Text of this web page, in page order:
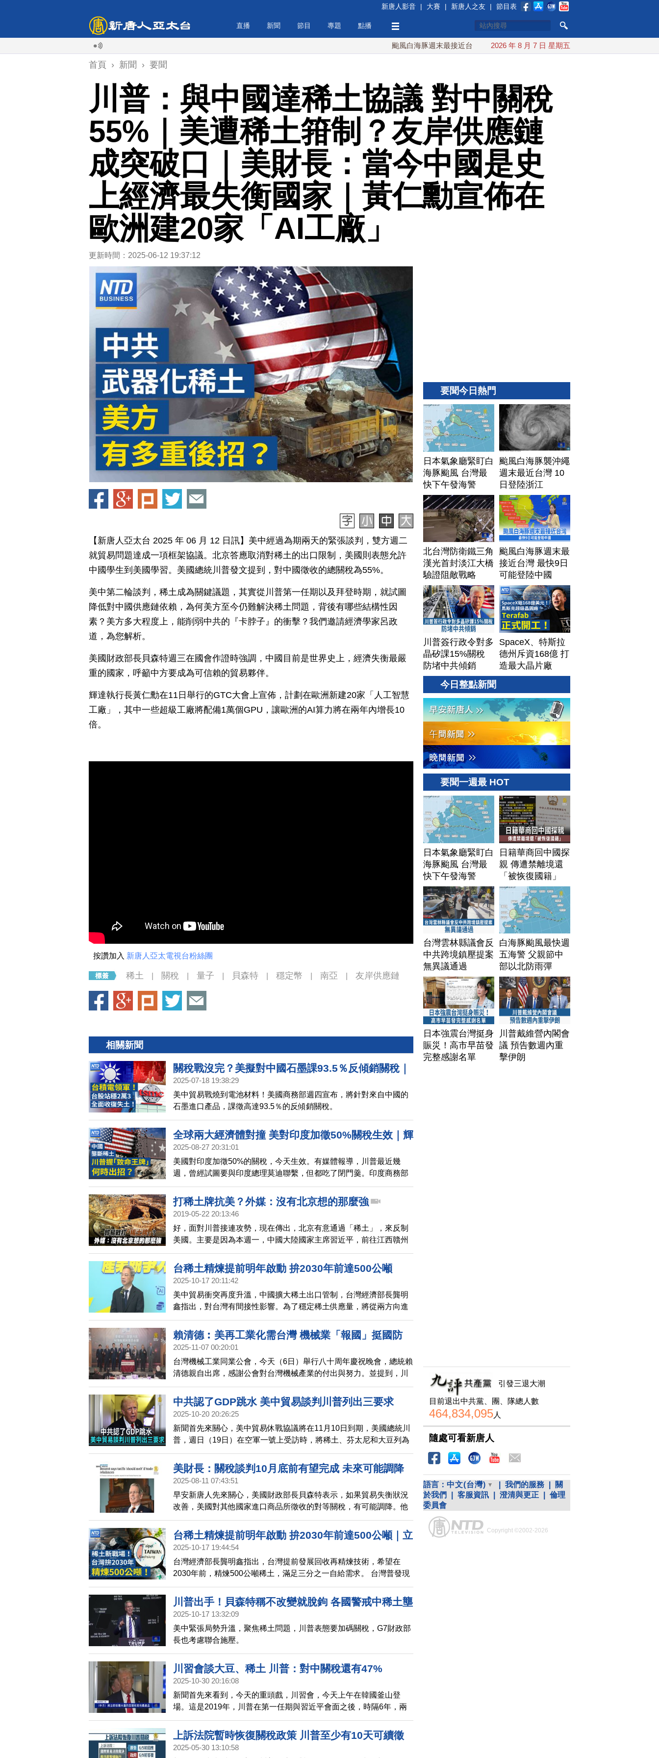
新唐人影音 | 大賽 | 新唐人之友 | 節目表
直播 新聞 節目 專題 點播
颱風白海豚週末最接近台灣 最快9日可能登陸中國 台灣漢光首結合城鎮演習 AIT連續
2026 年 8 月 7 日 星期五
首頁 › 新聞 › 要聞
川普：與中國達稀土協議 對中關稅
55%｜美遭稀土箝制？友岸供應鏈
成突破口｜美財長：當今中國是史
上經濟最失衡國家｜黃仁勳宣佈在
歐洲建20家「AI工廠」
更新時間：2025-06-12 19:37:12
【新唐人亞太台 2025 年 06 月 12 日訊】美中經過為期兩天的緊張談判，雙方週二
就貿易問題達成一項框架協議。北京答應取消對稀土的出口限制，美國則表態允許
中國學生到美國學習。美國總統川普發文提到，對中國徵收的總關稅為55%。
美中第二輪談判，稀土成為關鍵議題，其實從川普第一任期以及拜登時期，就試圖
降低對中國供應鏈依賴，為何美方至今仍難解決稀土問題，背後有哪些結構性因
素？美方多大程度上，能削弱中共的『卡脖子』的衝擊？我們邀請經濟學家呂政
道，為您解析。
美國財政部長貝森特週三在國會作證時強調，中國目前是世界史上，經濟失衡最嚴
重的國家，呼籲中方要成為可信賴的貿易夥伴。
輝達執行長黃仁勳在11日舉行的GTC大會上宣佈，計劃在歐洲新建20家「人工智慧
工廠」，其中一些超級工廠將配備1萬個GPU，讓歐洲的AI算力將在兩年內增長10
倍。
按讚加入 新唐人亞太電視台粉絲團
稀土 關稅 量子 貝森特 穩定幣 南亞 友岸供應鏈
相關新聞
關稅戰沒完？美擬對中國石墨課93.5％反傾銷關稅｜
降低對中依賴！歐盟、日本擬聯合採購稀土｜美籍華
裔高管遭限制出境！富國銀行暫停員工赴中｜Uber斥
資逾3億美元 打入無人計程車戰局
2025-07-18 19:38:29
美中貿易戰燒到電池材料！美國商務部週四宣布，將針對來自中國的
石墨進口產品，課徵高達93.5％的反傾銷關稅。
全球兩大經濟體對撞 美對印度加徵50%關稅生效｜輝
達台灣總部將動工 李四川：黃仁勳盼明年5月｜中共
壟斷稀土不放 川普握有「致命王牌」何時出招？｜台
灣企業響應藝文活動！打造ESG文化影響力
2025-08-27 20:31:01
美國對印度加徵50%的關稅，今天生效。有媒體報導，川普最近幾
週，曾經試圖要與印度總理莫迪聯繫，但都吃了閉門羹。印度商務部
官員表示，政府不指望美方降低或推遲關稅，將為受到影響的出口
商，提供財政支持。
打稀土牌抗美？外媒：沒有北京想的那麼強
2019-05-22 20:13:46
好，面對川普接連攻勢，現在傳出，北京有意通過「稀土」，來反制
美國。主要是因為本週一，中國大陸國家主席習近平，前往江西贛州
市，考察稀土產業，美中貿易談判中的北京代表，中國副總理劉鶴，
也同行考察，引發了市場對中國將打「稀土牌」的聯想。
台稀土精煉提前明年啟動 拚2030年前達500公噸
2025-10-17 20:11:42
美中貿易衝突再度升溫，中國擴大稀土出口管制，台灣經濟部長龔明
鑫指出，對台灣有間接性影響。為了穩定稀土供應量，將從兩方向進
行。龔明鑫表示，除了配合美國、日本等國措施，台灣發展回收再精
煉技術，時間點也將提前，希望在2030年前，能達成三分之一的需求
目標。
賴清德︰美再工業化需台灣 機械業「報國」挺國防
2025-11-07 00:20:01
台灣機械工業同業公會，今天（6日）舉行八十周年慶祝晚會，總統賴
清德親自出席，感謝公會對台灣機械產業的付出與努力。並提到，川
普總統如果要讓美國成功再工業化，就需要台灣這群英雄。
中共認了GDP跳水 美中貿易談判川普列出三要求
2025-10-20 20:26:25
新聞首先來關心，美中貿易休戰協議將在11月10日到期，美國總統川
普，週日（19日）在空軍一號上受訪時，將稀土、芬太尼和大豆列為
美中貿易關係的首要議題。而就在中共四中全會召開之際，中共統計
局，公告中國GDP已經不保5，承認是受到美國關稅影響。
美財長：關稅談判10月底前有望完成 未來可能調降
2025-08-11 07:43:51
早安新唐人先來關心，美國財政部長貝森特表示，如果貿易失衡狀況
改善，美國對其他國家進口商品所徵收的對等關稅，有可能調降。他
對日本經濟新聞表示，與尚未達成協議的國家持續談判的進展，應該
在10月底前可以大致完成。
台稀土精煉提前明年啟動 拚2030年前達500公噸｜立
法院三讀通過 普發1萬元 首批下月入帳｜空服員猝
逝！長榮航對外致歉｜馬索奇接Armani全球CEO 義
大利精品帝國翻新頁
2025-10-17 19:44:54
台灣經濟部長龔明鑫指出，台灣提前發展回收再精煉技術，希望在
2030年前，精煉500公噸稀土，滿足三分之一自給需求。 台灣普發現
金1萬元，17日上午在院會三讀通過。財政部近日表示，最快11月上
旬就能領到1萬元。 長榮航空驚傳員工不幸死亡。長榮航空週五下
午，由總經理孫嘉明，率領主管親上火線，並向家屬與外界鞠躬道
會主席宣告，集團迎來新的總舵手，由35年資歷的時尚老將，朱塞佩‧
馬索奇，接任亞曼尼全球執行長。
川普出手！貝森特稱不改變就脫鉤 各國警戒中稀土壟
斷
2025-10-17 13:32:09
美中緊張局勢升溫，聚焦稀土問題，川普表態要加碼關稅，G7財政部
長也考慮聯合施壓。
川習會談大豆、稀土 川普：對中關稅還有47%
2025-10-30 20:16:08
新聞首先來看到，今天的重頭戲，川習會，今天上午在韓國釜山登
場。這是2019年，川普在第一任期與習近平會面之後，時隔6年，兩
人再度會談。我們的韓國記者，也親自到現場，為您報導。
上訴法院暫時恢復關稅政策 川普至少有10天可續徵
2025-05-30 13:10:58
要聞今日熱門
日本氣象廳緊盯白
海豚颱風 台灣最
快下午發海警
颱風白海豚襲沖繩
週末最近台灣 10
日登陸浙江
北台灣防衛鐵三角
漢光首封淡江大橋
驗證阻敵戰略
颱風白海豚週末最
接近台灣 最快9日
可能登陸中國
川普簽行政令對多
晶矽課15%關稅
防堵中共傾銷
SpaceX、特斯拉
德州斥資168億 打
造最大晶片廠
Terafab
今日整點新聞
要聞一週最 HOT
日本氣象廳緊盯白
海豚颱風 台灣最
快下午發海警
日籍華商回中國探
親 傳遭禁離境還
「被恢復國籍」
台灣雲林縣議會反
中共跨境鎮壓提案
無異議通過
白海豚颱風最快週
五海警 父親節中
部以北防雨彈
日本強震台灣挺身
賑災！高市早苗發
完整感謝名單
川普戴維營內閣會
議 預告數週內重
擊伊朗
引發三退大潮
目前退出中共黨、團、隊總人數
464,834,095人
隨處可看新唐人
語言： 中文(台灣) 我們的服務
關
於我們
客服資訊 澄清與更正
倫理
委員會
Copyright ©2002-2026